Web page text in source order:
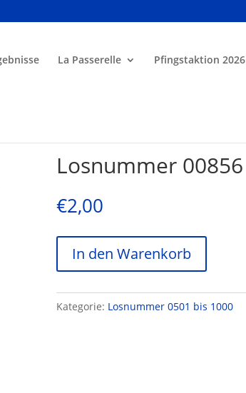
La Passerelle Pfingstaktion 2026
Losnummer 00856
€2,00
In den Warenkorb
Kategorie: Losnummer 0501 bis 1000